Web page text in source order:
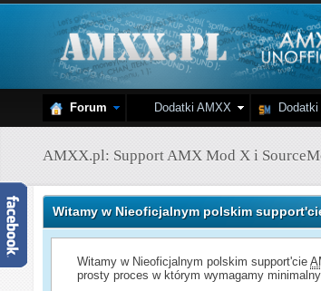
Forum Dodatki AMXX Dodatki
AMXX.pl: Support AMX Mod X i
Witamy w Nieoficjalnym polskim
Witamy w Nieoficjalnym polskim support'cie
prosty proces w którym wymagamy